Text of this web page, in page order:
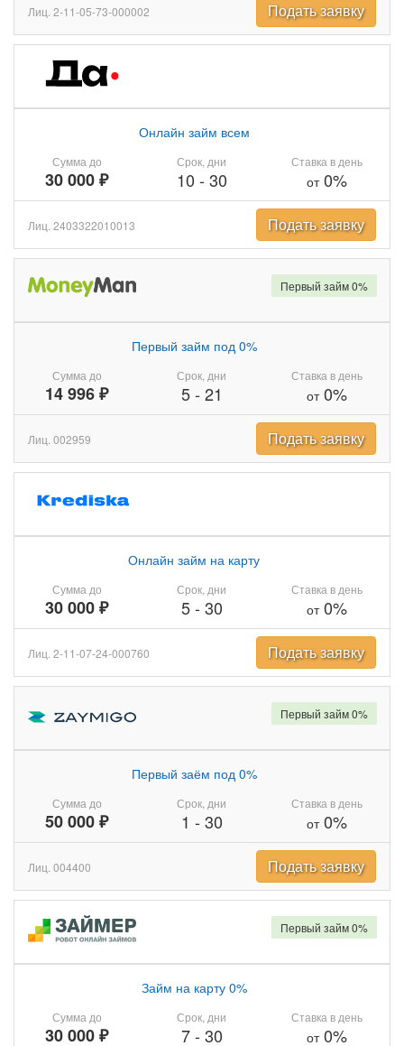
Лиц. 2-11-05-73-000002 Подать заявку
Сумма до
30 000 ₽
Онлайн займ всем
Срок, дни
10 - 30
Ставка в день
от0%
Лиц. 2403322010013 Подать заявку
Сумма до
14 996 ₽
Первый займ под 0%
Срок, дни
5- 21
Ставка в день
от0%
Первый займ 0%
Лиц. 002959 Подать заявку
Сумма до
30 000 ₽
Онлайн займ на карту
Срок, дни
5- 30
Ставка в день
от0%
Лиц. 2-11-07-24-000760 Подать заявку
Сумма до
50 000 ₽
Первый заём под 0%
Срок, дни
1 - 30
Ставка в день
от0%
Первый займ 0%
Лиц. 004400 Подать заявку
Сумма до
30 000 ₽
Займ на карту 0%
Срок, дни
7- 30
Ставка в день
от0%
Первый займ 0%